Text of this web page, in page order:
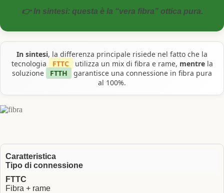
👉 In sintesi: questa è la “vera fibra” ottica pura.
In sintesi, la differenza principale risiede nel fatto che la
tecnologia
FTTC utilizza un mix di fibra e rame, mentrela
soluzione
FTTH
garantisce una connessione in fibra pura
al 100%.
Tipo di connessione
Fibra + rame